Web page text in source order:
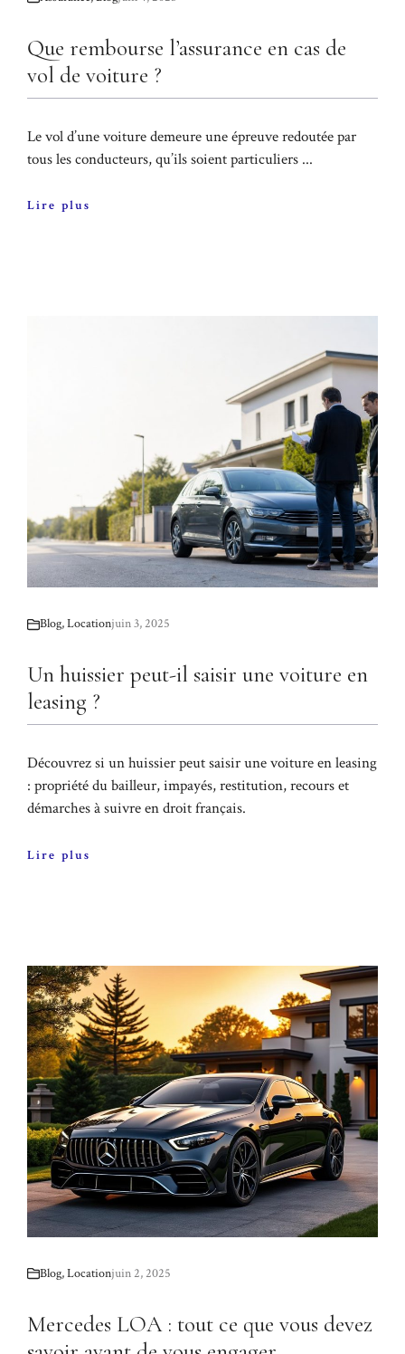
Que rembourse l’assurance en cas de
vol de voiture ?
Le vol d’une voiture demeure une épreuve redoutée par
tous les conducteurs, qu’ils soient particuliers ...
Lire plus
Blog,Locationjuin 3, 2025
Un huissier peut-il saisir une voiture en
leasing ?
Découvrez si un huissier peut saisir une voiture en leasing
: propriété du bailleur, impayés, restitution, recours et
démarches à suivre en droit français.
Lire plus
Blog,Locationjuin 2, 2025
Mercedes LOA : tout ce que vous devez